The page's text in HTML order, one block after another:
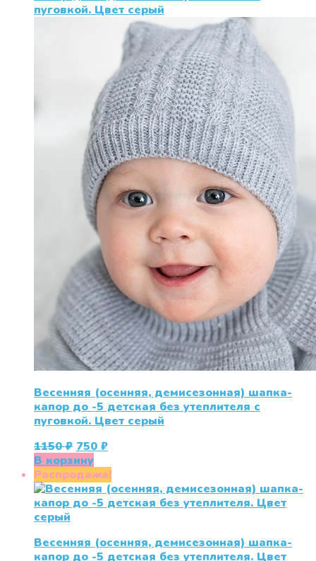
Весенняя (осенняя, демисезонная) шапка-
капор до -5 детская без утеплителя с
пуговкой. Цвет серый
1150₽ Первоначальная
цена
составляла
1150 ₽.
750 ₽Текущая
750 ₽.
В корзину
Распродажа!
Весенняя (осенняя, демисезонная) шапка-
капор до -5 детская без утеплителя. Цвет